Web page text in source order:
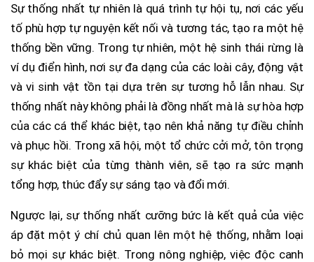
Sự thống nhất tự nhiên là quá trình tự hội tụ, nơi các yếu
tố phù hợp tự nguyện kết nối và tương tác, tạo ra một hệ
thống bền vững. Trong tự nhiên, một hệ sinh thái rừng là
ví dụ điển hình, nơi sự đa dạng của các loài cây, động vật
và vi sinh vật tồn tại dựa trên sự tương hỗ lẫn nhau. Sự
thống nhất này không phải là đồng nhất mà là sự hòa hợp
của các cá thể khác biệt, tạo nên khả năng tự điều chỉnh
và phục hồi. Trong xã hội, một tổ chức cởi mở, tôn trọng
sự khác biệt của từng thành viên, sẽ tạo ra sức mạnh
tổng hợp, thúc đẩy sự sáng tạo và đổi mới.
Ngược lại, sự thống nhất cưỡng bức là kết quả của việc
áp đặt một ý chí chủ quan lên một hệ thống, nhằm loại
bỏ mọi sự khác biệt. Trong nông nghiệp, việc độc canh